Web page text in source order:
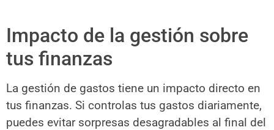
Impacto de la gestión sobre
tus finanzas
La gestión de gastos tiene un impacto directo en
tus finanzas. Si controlas tus gastos diariamente,
puedes evitar sorpresas desagradables al final del